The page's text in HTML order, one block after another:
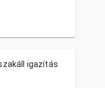
igazítás